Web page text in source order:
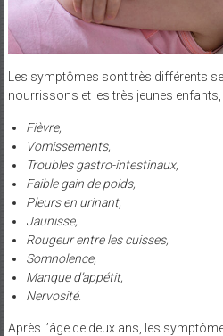
Les symptômes sont très différents
nourrissons et les très jeunes
Fièvre,
Vomissements,
Troubles gastro-intestinaux,
Faible gain de poids,
Pleurs en urinant,
Jaunisse,
Rougeur entre les cuisses,
Somnolence,
Manque d’appétit,
Nervosité.
Après l’âge de deux ans, les